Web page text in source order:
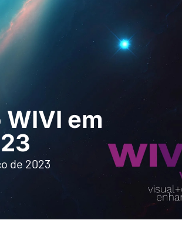
demonstração
em
de 2023